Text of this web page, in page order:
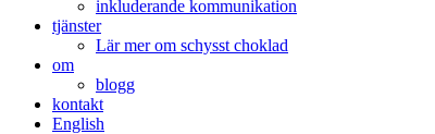
inkluderande kommunikation
tjänster
Lär mer om schysst choklad
om
blogg
kontakt
English